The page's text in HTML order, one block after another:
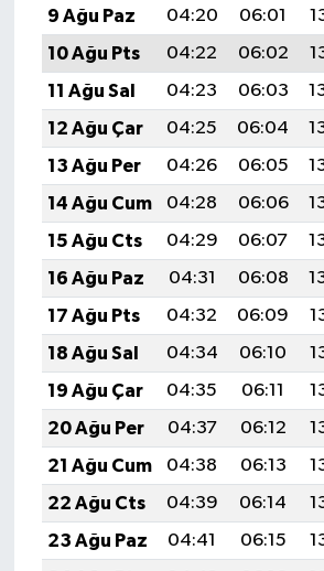
9 Ağu Paz
04:20 06:01
10 Ağu Pts
04:22 06:02
11 Ağu Sal
04:23 06:03
12 Ağu Çar
04:25 06:04
13 Ağu Per
04:26 06:05
14 Ağu Cum
04:28 06:06
15 Ağu Cts
04:29 06:07
16 Ağu Paz
04:31 06:08
17 Ağu Pts
04:32 06:09
18 Ağu Sal
04:34 06:10
19 Ağu Çar
04:35 06:11
20 Ağu Per
04:37 06:12
21 Ağu Cum
04:38 06:13
22 Ağu Cts
04:39 06:14
23 Ağu Paz
04:41 06:15
ASAYİŞ
SEÇİM 2015
ÇEVRE
BİLİM VE TEKNOLOJİ
YARIŞMALAR
TANITIM
HABERDE İNSAN